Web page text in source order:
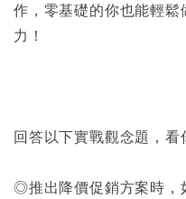
作，零基礎的你也能輕
力！
回答以下實戰觀念題，看
◎推出降價促銷方案時，